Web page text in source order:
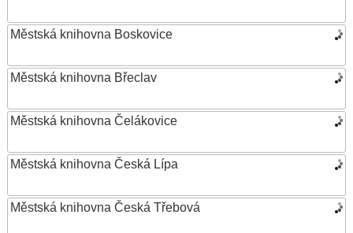
Městská knihovna Boskovice
Městská knihovna Břeclav
Městská knihovna Čelákovice
Městská knihovna Česká Lípa
Městská knihovna Česká Třebová